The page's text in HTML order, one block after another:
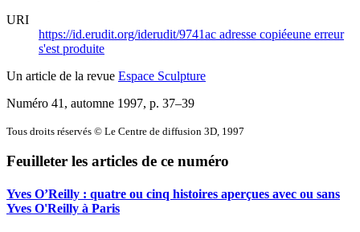
URI
https://id.erudit.org/iderudit/9741ac adresse copiéeune erreur
s'est produite
Un article de la revue Espace Sculpture
Numéro 41, automne 1997, p. 37–39
Tous droits réservés © Le Centre de diffusion 3D, 1997
Feuilleter les articles de ce numéro
Yves O’Reilly : quatre ou cinq histoires aperçues avec ou sans
Yves O'Reilly à Paris